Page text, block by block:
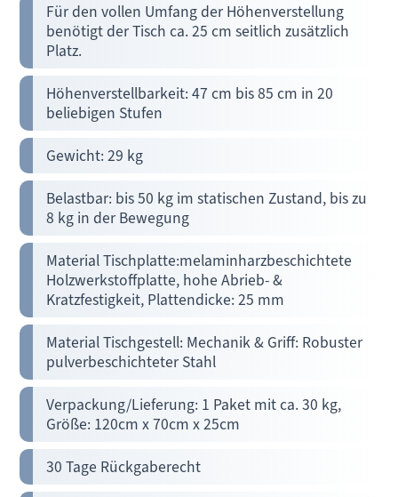
Für den vollen Umfang der Höhenverstellung
benötigt der Tisch ca. 25 cm seitlich zusätzlich
Platz.
Höhenverstellbarkeit: 47 cm bis 85 cm in 20
beliebigen Stufen
Gewicht: 29 kg
Belastbar: bis 50 kg im statischen Zustand, bis zu
8 kg in der Bewegung
Material Tischplatte:melaminharzbeschichtete
Holzwerkstoffplatte, hohe Abrieb- &
Kratzfestigkeit, Plattendicke: 25 mm
Material Tischgestell: Mechanik & Griff: Robuster
pulverbeschichteter Stahl
Verpackung/Lieferung: 1 Paket mit ca. 30 kg,
Größe: 120cm x 70cm x 25cm
30 Tage Rückgaberecht